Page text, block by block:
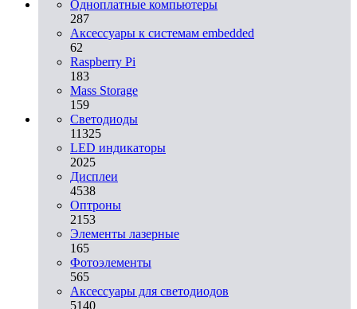
Одноплатные компьютеры
287
Аксессуары к системам embedded
62
Raspberry Pi
183
Mass Storage
159
Светодиоды
11325
LED индикаторы
2025
Дисплеи
4538
Оптроны
2153
Элементы лазерные
165
Фотоэлементы
565
Аксессуары для светодиодов
5140